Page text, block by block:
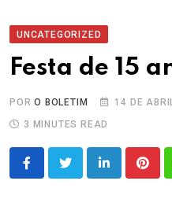
UNCATEGORIZED
Festa de 15
PORO BOLETIM 14 DE
3 MINUTES READ
LinkedIn